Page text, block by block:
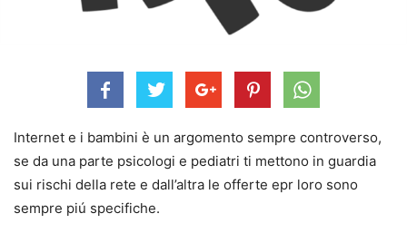
Internet e i bambini è un argomento sempre controverso,
se da una parte psicologi e pediatri ti mettono in guardia
sui rischi della rete e dall’altra le offerte epr loro sono
sempre piú specifiche.